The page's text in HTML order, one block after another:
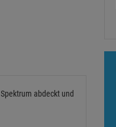
abdeckt und